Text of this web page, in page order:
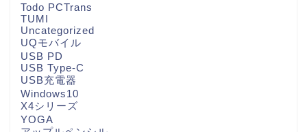
Todo PCTrans
TUMI
Uncategorized
UQモバイル
USB PD
USB Type-C
USB充電器
Windows10
X4シリーズ
YOGA